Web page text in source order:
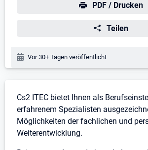
PDF / Drucken
Teilen
Veröffentlichungsdatum:
Vor 30+ Tagen veröffentlicht
Stellenbeschreibung
Cs2 ITEC bietet Ihnen als
erfahrenem Spezialisten
Möglichkeiten der fachlichen und
Weiterentwicklung.